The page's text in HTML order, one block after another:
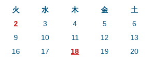
火 水 木 金 土
2 3 4 5
6
9 10 11 12
13
16 17 18 19
20